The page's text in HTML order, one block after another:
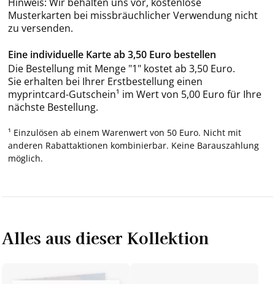
Musterkarten bei missbräuchlicher Verwendung nicht
zu versenden.
Eine individuelle Karte ab 3,50 Euro bestellen
Die Bestellung mit Menge "1" kostet ab 3,50 Euro.
Sie erhalten bei Ihrer Erstbestellung einen
myprintcard-Gutschein¹ im Wert von 5,00 Euro für Ihre
nächste Bestellung.
¹ Einzulösen ab einem Warenwert von 50 Euro. Nicht mit
anderen Rabattaktionen kombinierbar. Keine Barauszahlung
möglich.
Alles aus dieser Kollektion